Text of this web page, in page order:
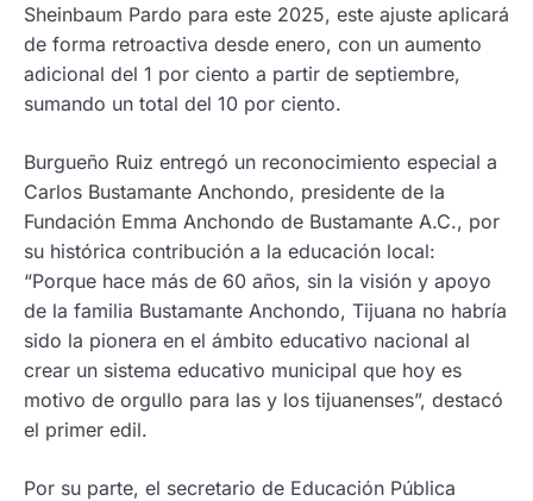
Sheinbaum Pardo para este 2025, este ajuste aplicará
de forma retroactiva desde enero, con un aumento
adicional del 1 por ciento a partir de septiembre,
sumando un total del 10 por ciento.
Burgueño Ruiz entregó un reconocimiento especial a
Carlos Bustamante Anchondo, presidente de la
Fundación Emma Anchondo de Bustamante A.C., por
su histórica contribución a la educación local:
“Porque hace más de 60 años, sin la visión y apoyo
de la familia Bustamante Anchondo, Tijuana no habría
sido la pionera en el ámbito educativo nacional al
crear un sistema educativo municipal que hoy es
motivo de orgullo para las y los tijuanenses”, destacó
el primer edil.
Por su parte, el secretario de Educación Pública